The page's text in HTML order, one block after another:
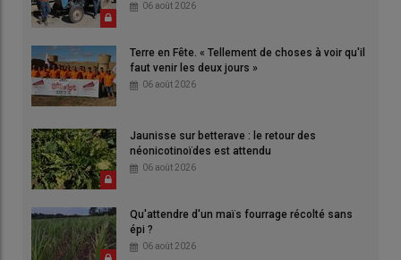
06 août 2026
Terre en Fête. « Tellement de choses à voir qu'il
faut venir les deux jours »
06 août 2026
Jaunisse sur betterave : le retour des
néonicotinoïdes est attendu
06 août 2026
Qu'attendre d'un maïs fourrage récolté sans
épi ?
06 août 2026